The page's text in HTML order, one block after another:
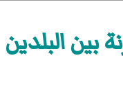
بين البلدين